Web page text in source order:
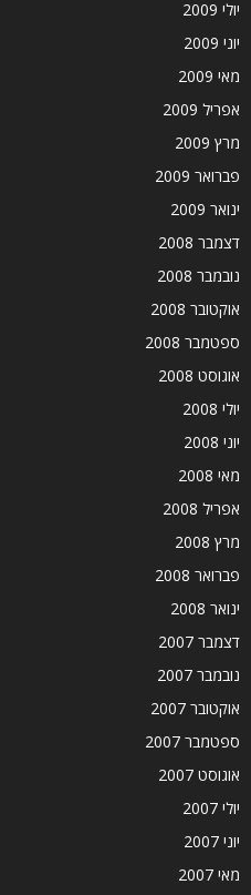
יולי 2009
יוני 2009
מאי 2009
אפריל 2009
מרץ 2009
פברואר 2009
ינואר 2009
דצמבר 2008
נובמבר 2008
אוקטובר 2008
ספטמבר 2008
אוגוסט 2008
יולי 2008
יוני 2008
מאי 2008
אפריל 2008
מרץ 2008
פברואר 2008
ינואר 2008
דצמבר 2007
נובמבר 2007
אוקטובר 2007
ספטמבר 2007
אוגוסט 2007
יולי 2007
יוני 2007
מאי 2007